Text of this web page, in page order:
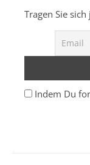
Tragen Sie
Indem Du